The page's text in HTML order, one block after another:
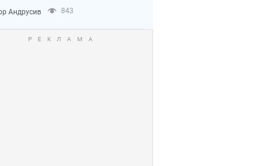
Андрусив 843